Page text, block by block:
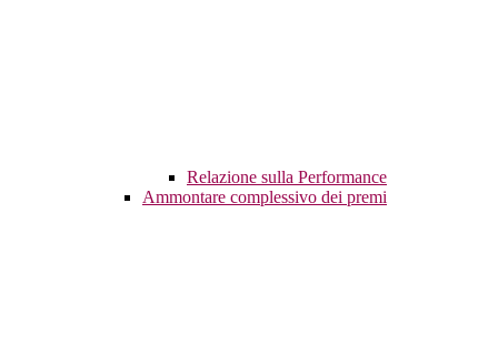
Relazione sulla Performance
Ammontare complessivo dei premi